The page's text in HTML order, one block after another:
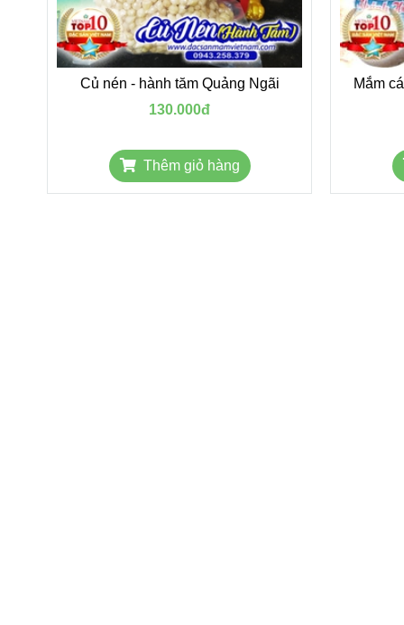
Củ nén - hành tăm Quảng Ngãi
130.000đ
Thêm giỏ hàng
Mắm